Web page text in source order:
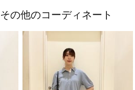
の他のコーディネート